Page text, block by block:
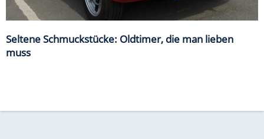
Seltene Schmuckstücke: Oldtimer, die man lieben
muss